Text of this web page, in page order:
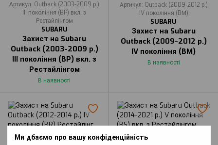
Ми дбаємо про вашу конфіденційність
Артикул: Outback (2003-2009 р.)
III покоління (BP) вкл. з
Рестайлінгом
SUBARU
Захист на Subaru
Outback (2003-2009 р.)
III покоління (BP) вкл. з
Рестайлінгом
В наявності
Артикул: Outback (2009-2012 р.)
IV покоління (BМ)
SUBARU
Захист на Subaru
Outback (2009-2012 р.)
IV покоління (BМ)
В наявності